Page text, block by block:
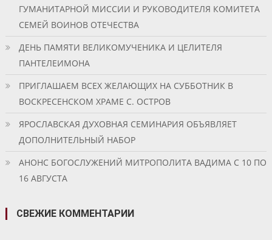
ГУМАНИТАРНОЙ МИССИИ И РУКОВОДИТЕЛЯ КОМИТЕТА
СЕМЕЙ ВОИНОВ ОТЕЧЕСТВА
ДЕНЬ ПАМЯТИ ВЕЛИКОМУЧЕНИКА И ЦЕЛИТЕЛЯ
ПАНТЕЛЕИМОНА
ПРИГЛАШАЕМ ВСЕХ ЖЕЛАЮЩИХ НА СУББОТНИК В
ВОСКРЕСЕНСКОМ ХРАМЕ С. ОСТРОВ
ЯРОСЛАВСКАЯ ДУХОВНАЯ СЕМИНАРИЯ ОБЪЯВЛЯЕТ
ДОПОЛНИТЕЛЬНЫЙ НАБОР
АНОНС БОГОСЛУЖЕНИЙ МИТРОПОЛИТА ВАДИМА С 10 ПО
16 АВГУСТА
СВЕЖИЕ КОММЕНТАРИИ